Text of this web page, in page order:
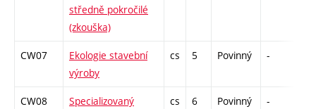
středně pokročilé
(zkouška)
CW07
Ekologie stavební
výroby
cs 5 Povinný -
CW08
Specializovaný
cs 6 Povinný -